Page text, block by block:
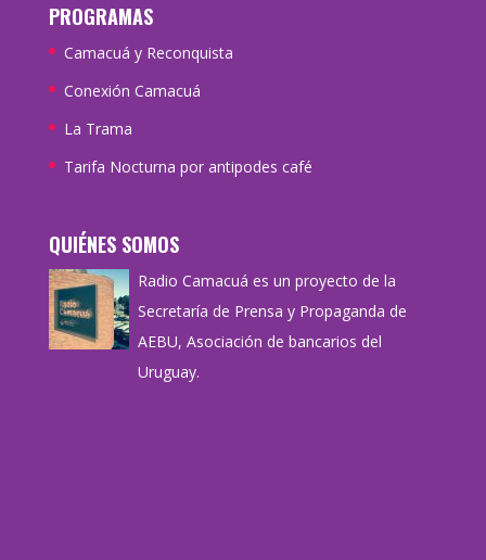
PROGRAMAS
Camacuá y Reconquista
Conexión Camacuá
La Trama
Tarifa Nocturna por antipodes café
QUIÉNES SOMOS
Radio Camacuá es un proyecto de la
Secretaría de Prensa y Propaganda de
AEBU, Asociación de bancarios del
Uruguay.